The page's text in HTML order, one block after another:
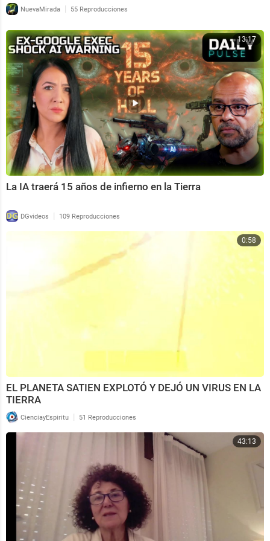
NuevaMirada | 55 Reproducciones
13:17
La IA traerá 15 años de infierno en la Tierra
DGvideos | 109 Reproducciones
0:58
EL PLANETA SATIEN EXPLOTÓ Y DEJÓ UN VIRUS EN LA
TIERRA
CienciayEspiritu | 51 Reproducciones
43:13